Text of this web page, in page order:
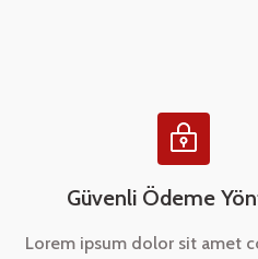
Güvenli Ödeme
Lorem ipsum dolor sit amet